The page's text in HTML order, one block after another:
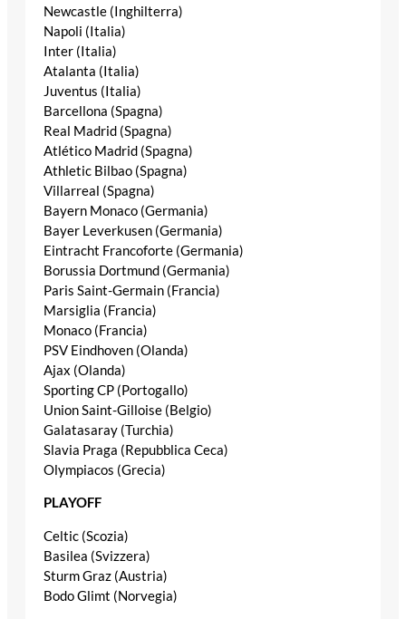
Newcastle (Inghilterra)
Napoli (Italia)
Inter (Italia)
Atalanta (Italia)
Juventus (Italia)
Barcellona (Spagna)
Real Madrid (Spagna)
Atlético Madrid (Spagna)
Athletic Bilbao (Spagna)
Villarreal (Spagna)
Bayern Monaco (Germania)
Bayer Leverkusen (Germania)
Eintracht Francoforte (Germania)
Borussia Dortmund (Germania)
Paris Saint-Germain (Francia)
Marsiglia (Francia)
Monaco (Francia)
PSV Eindhoven (Olanda)
Ajax (Olanda)
Sporting CP (Portogallo)
Union Saint-Gilloise (Belgio)
Galatasaray (Turchia)
Slavia Praga (Repubblica Ceca)
Olympiacos (Grecia)
PLAYOFF
Celtic (Scozia)
Basilea (Svizzera)
Sturm Graz (Austria)
Bodo Glimt (Norvegia)